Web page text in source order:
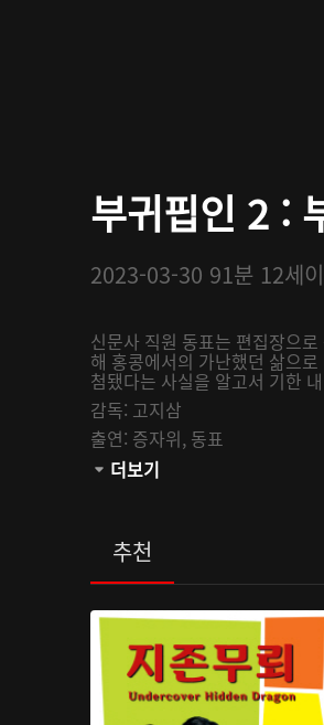
부귀핍인 2 :
2023-03-30 91분 12세
신문사 직원 동표는 편집장으
해 홍콩에서의 가난했던 삶으
첨됐다는 사실을 알고서 기한
감독: 고지삼
출연: 증자위, 동표
관람등급:
더보기
추천